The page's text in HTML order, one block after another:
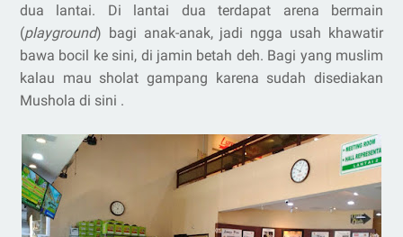
dua lantai. Di lantai dua terdapat arena bermain
(playground) bagi anak-anak, jadi ngga usah khawatir
bawa bocil ke sini, di jamin betah deh. Bagi yang muslim
kalau mau sholat gampang karena sudah disediakan
Mushola di sini .